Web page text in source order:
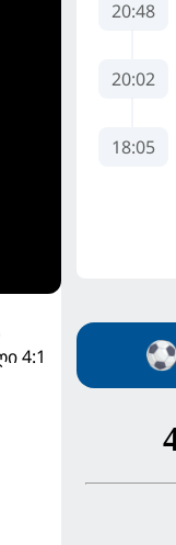
4:1
20:48
20:02
18:05